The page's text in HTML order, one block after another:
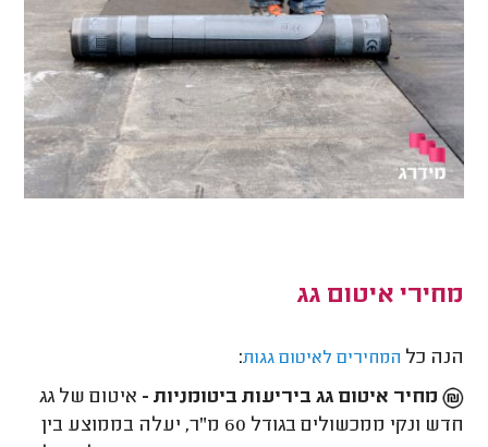
מחירי איטום גג
הנה כל המחירים לאיטום גגות:
מחיר איטום גג ביריעות ביטומניות - איטום של גג
חדש ונקי ממכשולים בגודל 60 מ"ר, יעלה בממוצע בין